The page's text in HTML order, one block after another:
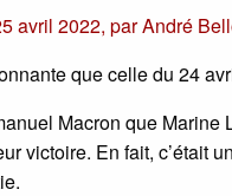
avril 2022, parAndré
que celle du 24
Macron que Marine
victoire. En fait, c’était